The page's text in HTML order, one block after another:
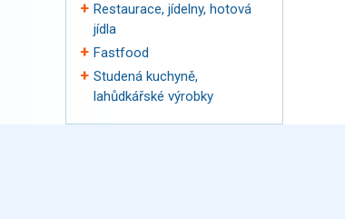
Restaurace, jídelny, hotová
jídla
Fastfood
Studená kuchyně,
lahůdkářské výrobky